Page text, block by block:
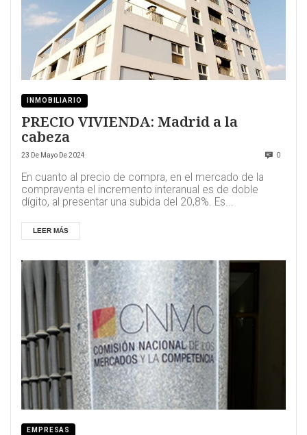
INMOBILIARIO
PRECIO VIVIENDA: Madrid a la
cabeza
23 De Mayo De 2024 0
En cuanto al precio de compra, en el mercado de la
compraventa el incremento interanual es de doble
dígito, al presentar una subida del 20,8%. Es...
LEER MÁS
EMPRESAS